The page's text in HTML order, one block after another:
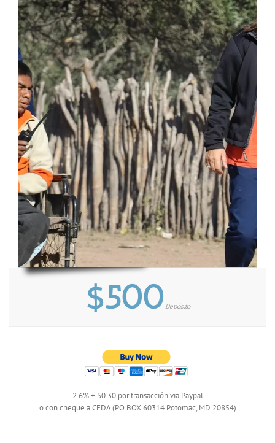
$500 Depósito
2.6% + $0.30 por transacción via Paypal
o con cheque a CEDA (PO BOX 60314 Potomac, MD 20854)